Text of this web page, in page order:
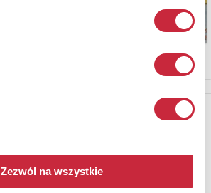
Zezwól na wszystkie